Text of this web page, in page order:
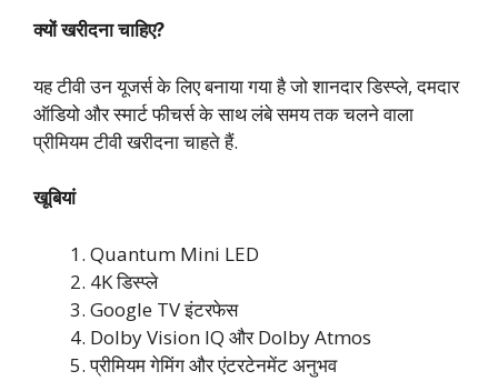
क्यों खरीदना चाहिए?
यह टीवी उन यूजर्स के लिए बनाया गया है जो शानदार डिस्प्ले, दमदार
ऑडियो और स्मार्ट फीचर्स के साथ लंबे समय तक चलने वाला
प्रीमियम टीवी खरीदना चाहते हैं.
खूबियां
Quantum Mini LED
4K डिस्प्ले
Google TV इंटरफेस
Dolby Vision IQ और Dolby Atmos
प्रीमियम गेमिंग और एंटरटेनमेंट अनुभव